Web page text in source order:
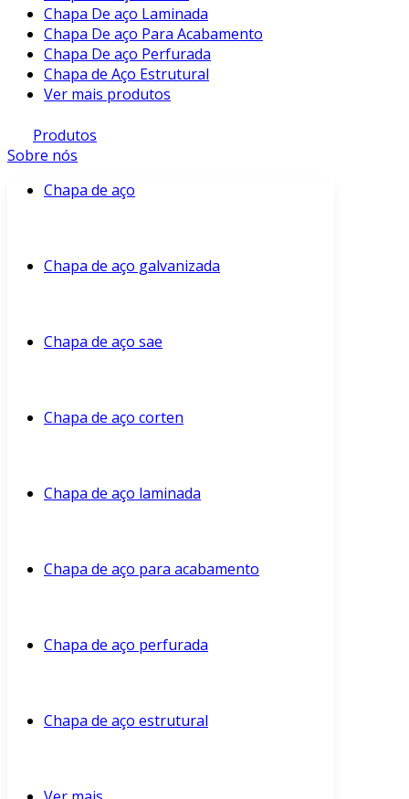
Chapa De aço Laminada
Chapa De aço Para Acabamento
Chapa De aço Perfurada
Chapa de Aço Estrutural
Ver mais produtos
Produtos
Sobre nós
Chapa de aço
Chapa de aço galvanizada
Chapa de aço sae
Chapa de aço corten
Chapa de aço laminada
Chapa de aço para acabamento
Chapa de aço perfurada
Chapa de aço estrutural